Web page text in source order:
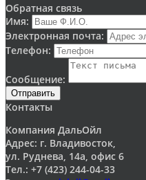
Обратная связь
Имя:
Электронная почта:
Телефон:
Сообщение:
Отправить
Контакты
Компания ДальОйл
Адрес: г. Владивосток,
ул. Руднева, 14а, офис 6
Тел.: +7 (423) 244-04-33